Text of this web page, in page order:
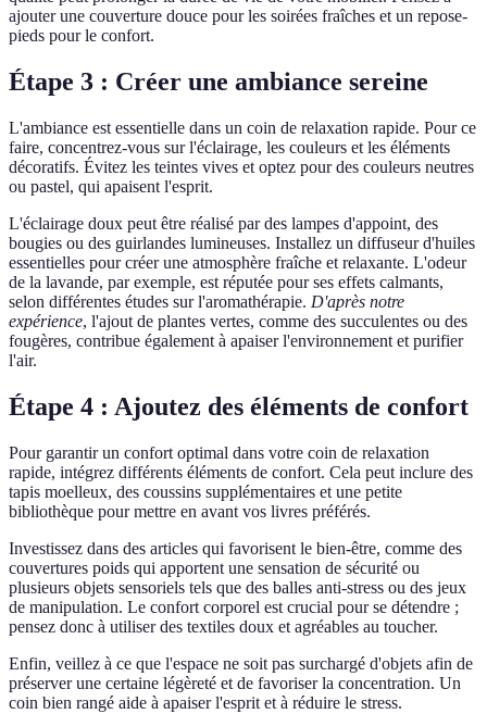
ajouter une couverture douce pour les soirées fraîches et un repose-
pieds pour le confort.
Étape 3 : Créer une ambiance sereine
L'ambiance est essentielle dans un coin de relaxation rapide. Pour ce
faire, concentrez-vous sur l'éclairage, les couleurs et les éléments
décoratifs. Évitez les teintes vives et optez pour des couleurs neutres
ou pastel, qui apaisent l'esprit.
L'éclairage doux peut être réalisé par des lampes d'appoint, des
bougies ou des guirlandes lumineuses. Installez un diffuseur d'huiles
essentielles pour créer une atmosphère fraîche et relaxante. L'odeur
de la lavande, par exemple, est réputée pour ses effets calmants,
selon différentes études sur l'aromathérapie. D'après notre
expérience, l'ajout de plantes vertes, comme des succulentes ou des
fougères, contribue également à apaiser l'environnement et purifier
l'air.
Étape 4 : Ajoutez des éléments de confort
Pour garantir un confort optimal dans votre coin de relaxation
rapide, intégrez différents éléments de confort. Cela peut inclure des
tapis moelleux, des coussins supplémentaires et une petite
bibliothèque pour mettre en avant vos livres préférés.
Investissez dans des articles qui favorisent le bien-être, comme des
couvertures poids qui apportent une sensation de sécurité ou
plusieurs objets sensoriels tels que des balles anti-stress ou des jeux
de manipulation. Le confort corporel est crucial pour se détendre ;
pensez donc à utiliser des textiles doux et agréables au toucher.
Enfin, veillez à ce que l'espace ne soit pas surchargé d'objets afin de
préserver une certaine légèreté et de favoriser la concentration. Un
coin bien rangé aide à apaiser l'esprit et à réduire le stress.